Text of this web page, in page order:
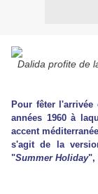
Dalida profite de
Pour fêter
années 1960 à
accent
s'agit de la
"Summer Holiday",